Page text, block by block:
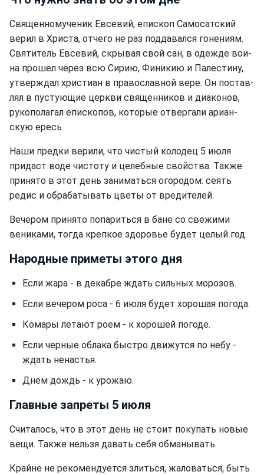
Свя­щен­но­му­че­ник Ев­се­вий, епи­скоп Са­мо­сат­ский
верил в Христа, отчего не раз поддавался гонениям.
Свя­ти­тель Ев­се­вий, скры­вая свой сан, в одеж­де во­и­
на про­шел через всю Си­рию, Фини­кию и Па­ле­сти­ну,
утвер­ждал хри­сти­ан в пра­во­слав­ной ве­ре. Он по­став­
лял в пу­сту­ю­щие церк­ви свя­щен­ни­ков и диа­ко­нов,
ру­ко­по­ла­гал епи­ско­пов, которые отвергали ари­ан­
скую ересь.
Наши предки верили, что чистый колодец 5 июля
придаст воде чистоту и целебные свойства. Также
принято в этот день заниматься огородом: сеять
редис и обрабатывать цветы от вредителей.
Вечером принято попариться в бане со свежими
вениками, тогда крепкое здоровье будет целый год.
Народные приметы этого дня
Если жара - в декабре ждать сильных морозов.
Если вечером роса - 6 июля будет хорошая погода.
Комары летают роем - к хорошей погоде.
Если черные облака быстро движутся по небу -
ждать ненастья.
Днем дождь - к урожаю.
Главные запреты 5 июля
Считалось, что в этот день не стоит покупать новые
вещи. Также нельзя давать себя обманывать.
Крайне не рекомендуется злиться, жаловаться, быть